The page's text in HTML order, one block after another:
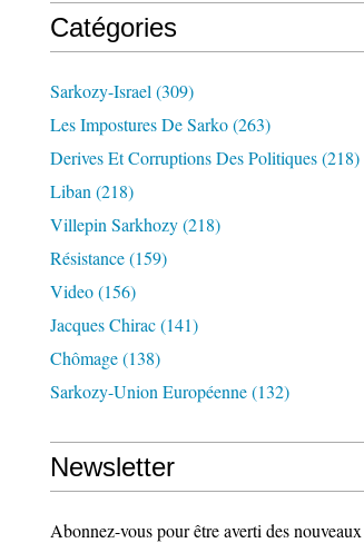
Catégories
Sarkozy-Israel (309)
Les Impostures De Sarko(263)
Derives Et Corruptions Des Politiques(218)
Liban (218)
Villepin Sarkhozy(218)
Résistance(159)
Video(156)
Jacques Chirac(141)
Chômage(138)
Sarkozy-Union Européenne(132)
Newsletter
Abonnez-vous pour être averti des nouveaux